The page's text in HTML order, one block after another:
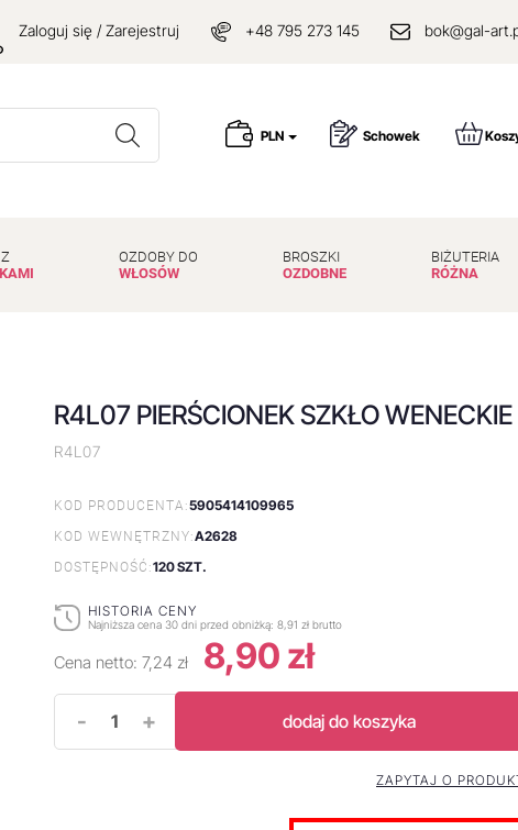
Zaloguj się / Zarejestruj +48 795 273 145 bok@gal-
Wyszukaj PLN Schowek
OZDOBY DO
WŁOSÓW
BROSZKI
OZDOBNE
BIŻUTERIA
RÓŻNA
R4L07 PIERŚCIONEK SZKŁO WENECKIE
R4L07
KOD PRODUCENTA:5905414109965
KOD WEWNĘTRZNY:A2628
DOSTĘPNOŚĆ:120 SZT.
HISTORIA CENY
Najniższa cena 30 dni przed obniżką: 8,91 zł brutto
Cena netto: 7,24 zł 8,90 zł
- + dodaj do koszyka
ZAPYTAJ O